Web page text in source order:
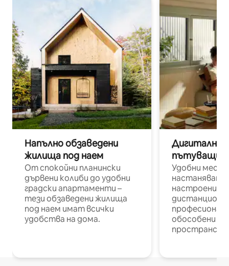
Напълно обзаведени
жилища под наем
От спокойни планински
дървени колиби до удобни
градски апартаменти –
тези обзаведени жилища
под наем имат всички
удобства на дома.
Дигитални
пътуващи
Удобни
настаняване
настроени и
обособени